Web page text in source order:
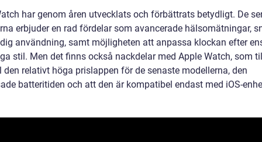
har genom åren utvecklats och förbättrats betydligt. De
erbjuder en rad fördelar som avancerade hälsomätningar,
användning, samt möjligheten att anpassa klockan efter
stil. Men det finns också nackdelar med Apple Watch, som
den relativt höga prislappen för de senaste modellerna, den
batteritiden och att den är kompatibel endast med iOS-